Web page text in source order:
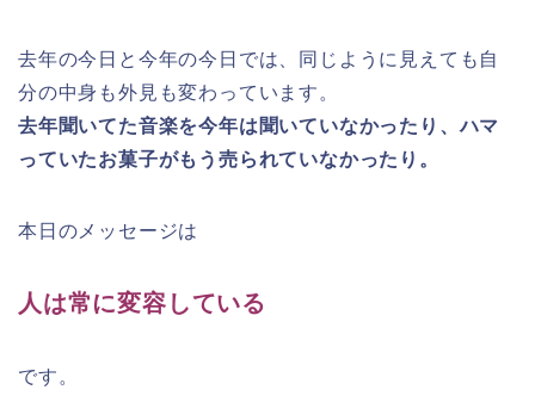
去年の今日と今年の今日では、同じように見えても自
分の中身も外見も変わっています。
去年聞いてた音楽を今年は聞いていなかったり、ハマ
っていたお菓子がもう売られていなかったり。
本日のメッセージは
人は常に変容している
です。